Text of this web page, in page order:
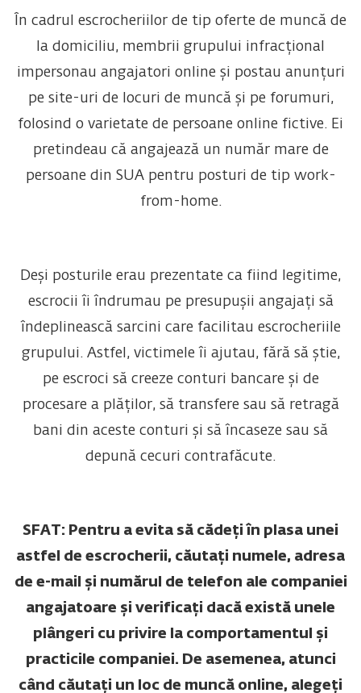
În cadrul escrocheriilor de tip oferte de muncă de
la domiciliu, membrii grupului infracțional
impersonau angajatori online și postau anunțuri
pe site-uri de locuri de muncă și pe forumuri,
folosind o varietate de persoane online fictive. Ei
pretindeau că angajează un număr mare de
persoane din SUA pentru posturi de tip work-
from-home.
Deși posturile erau prezentate ca fiind legitime,
escrocii îi îndrumau pe presupușii angajați să
îndeplinească sarcini care facilitau escrocheriile
grupului. Astfel, victimele îi ajutau, fără să știe,
pe escroci să creeze conturi bancare și de
procesare a plăților, să transfere sau să retragă
bani din aceste conturi și să încaseze sau să
depună cecuri contrafăcute.
SFAT: Pentru a evita să cădeți în plasa unei
astfel de escrocherii, căutați numele, adresa
de e-mail și numărul de telefon ale companiei
angajatoare și verificați dacă există unele
plângeri cu privire la comportamentul și
practicile companiei. De asemenea, atunci
când căutați un loc de muncă online, alegeți